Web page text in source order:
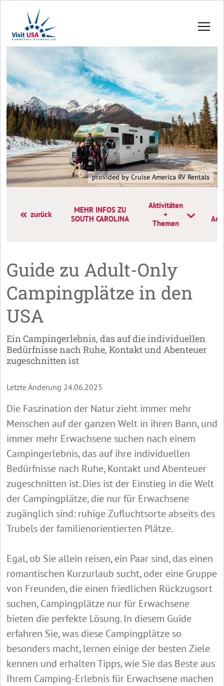
provided by Cruise America RV Rentals
zurück
MEHR INFOS ZU
SOUTH CAROLINA
Aktivitäten
+
Themen
Guide zu Adult-Only
Campingplätze in den
USA
Ein Campingerlebnis, das auf die individuellen
Bedürfnisse nach Ruhe, Kontakt und Abenteuer
zugeschnitten ist
Letzte Änderung 24.06.2025
Die Faszination der Natur zieht immer mehr
Menschen auf der ganzen Welt in ihren Bann, und
immer mehr Erwachsene suchen nach einem
Campingerlebnis, das auf ihre individuellen
Bedürfnisse nach Ruhe, Kontakt und Abenteuer
zugeschnitten ist. Dies ist der Einstieg in die Welt
der Campingplätze, die nur für Erwachsene
zugänglich sind: ruhige Zufluchtsorte abseits des
Trubels der familienorientierten Plätze.
Egal, ob Sie allein reisen, ein Paar sind, das einen
romantischen Kurzurlaub sucht, oder eine Gruppe
von Freunden, die einen friedlichen Rückzugsort
suchen, Campingplätze nur für Erwachsene
bieten die perfekte Lösung. In diesem Guide
erfahren Sie, was diese Campingplätze so
besonders macht, lernen einige der besten Ziele
kennen und erhalten Tipps, wie Sie das Beste aus
Ihrem Camping-Erlebnis für Erwachsene machen